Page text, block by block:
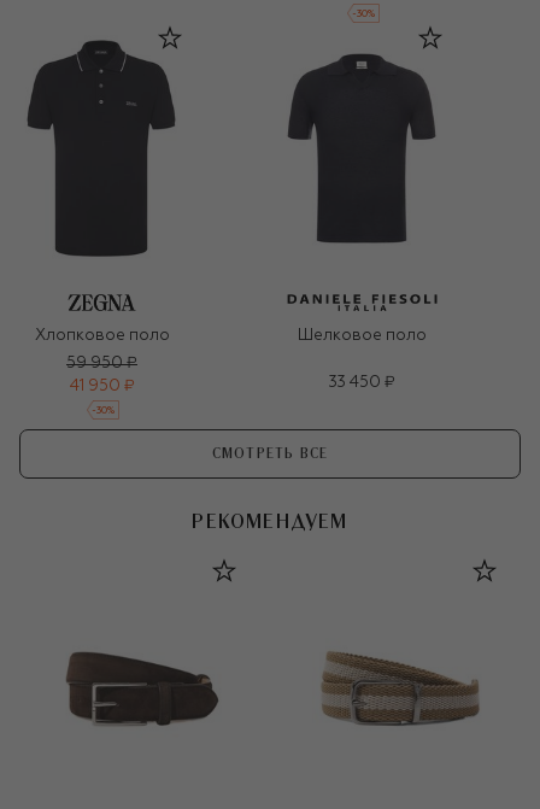
-30%
Хлопковое поло
59 950 ₽
41 950 ₽
-30%
Шелковое поло
33 450 ₽
СМОТРЕТЬ ВСЕ
РЕКОМЕНДУЕМ